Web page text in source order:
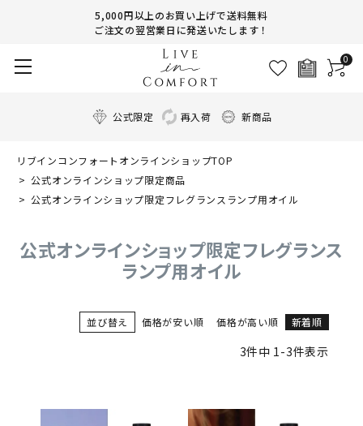
5,000円以上のお買い上げで送料無料
ご注文の翌営業日に発送いたします！
0
公式限定 再入荷 新商品
リブインコンフォートオンラインショップTOP
公式オンラインショップ限定商品
公式オンラインショップ限定フレグランスランプ用オイル
公式オンラインショップ限定フレグランス
ランプ用オイル
並び替え 価格が安い順 価格が高い順 新着順
3件中 1-3件表示